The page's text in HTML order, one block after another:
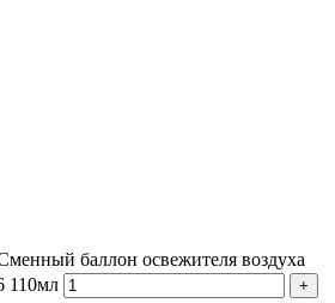
баллон освежителя воздуха
110мл